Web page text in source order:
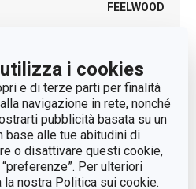
i cookies
e di terze parti per finalità
navigazione in rete, nonché
pubblicità basata su un
base alle tue abitudini di
o disattivare questi cookie,
Per ulteriori
nostra Politica sui cookie.
FEELWOOD
brasiliano, calamita
pinza
Marrone chiaro